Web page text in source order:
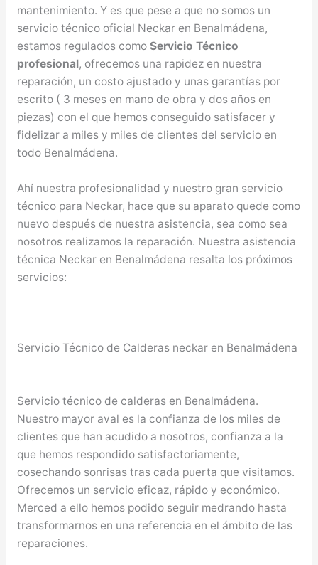
mantenimiento. Y es que pese a que no somos un
servicio técnico oficial Neckar en Benalmádena,
estamos regulados como Servicio Técnico
profesional, ofrecemos una rapidez en nuestra
reparación, un costo ajustado y unas garantías por
escrito ( 3 meses en mano de obra y dos años en
piezas) con el que hemos conseguido satisfacer y
fidelizar a miles y miles de clientes del servicio en
todo Benalmádena.
Ahí nuestra profesionalidad y nuestro gran servicio
técnico para Neckar, hace que su aparato quede como
nuevo después de nuestra asistencia, sea como sea
nosotros realizamos la reparación. Nuestra asistencia
técnica Neckar en Benalmádena resalta los próximos
servicios:
Servicio Técnico de Calderas neckar en Benalmádena
Servicio técnico de calderas en Benalmádena.
Nuestro mayor aval es la confianza de los miles de
clientes que han acudido a nosotros, confianza a la
que hemos respondido satisfactoriamente,
cosechando sonrisas tras cada puerta que visitamos.
Ofrecemos un servicio eficaz, rápido y económico.
Merced a ello hemos podido seguir medrando hasta
transformarnos en una referencia en el ámbito de las
reparaciones.